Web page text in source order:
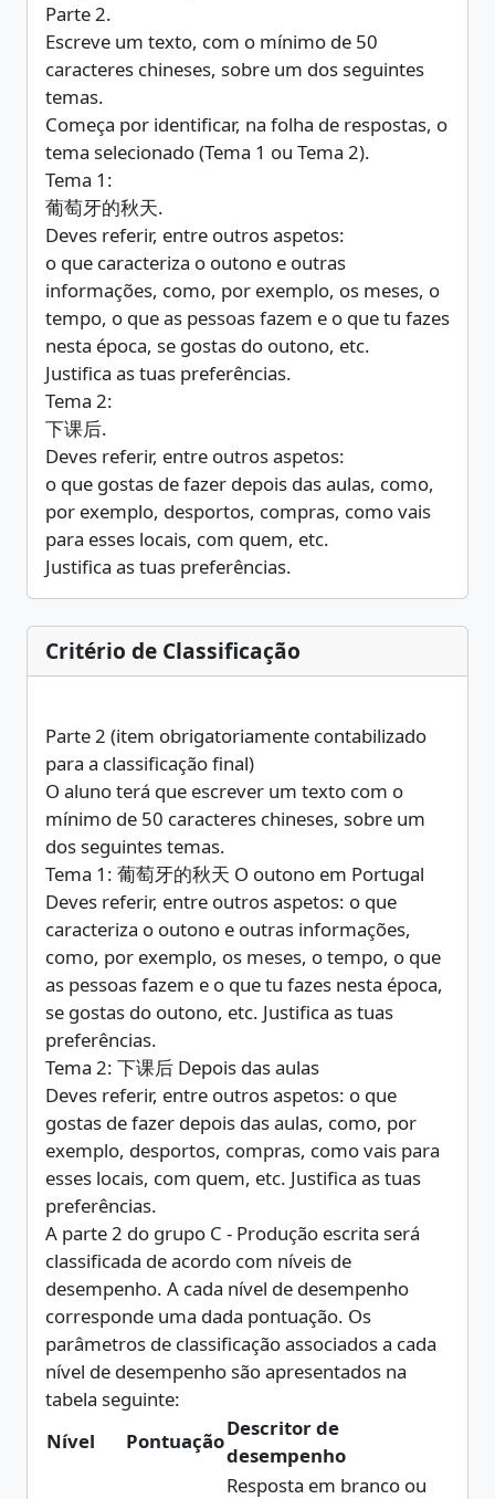
Parte 2.
Escreve um texto, com o mínimo de 50
caracteres chineses, sobre um dos seguintes
temas.
Começa por identificar, na folha de respostas, o
tema selecionado (Tema 1 ou Tema 2).
Tema 1:
葡萄牙的秋天.
Deves referir, entre outros aspetos:
o que caracteriza o outono e outras
informações, como, por exemplo, os meses, o
tempo, o que as pessoas fazem e o que tu fazes
nesta época, se gostas do outono, etc.
Justifica as tuas preferências.
Tema 2:
下课后.
Deves referir, entre outros aspetos:
o que gostas de fazer depois das aulas, como,
por exemplo, desportos, compras, como vais
para esses locais, com quem, etc.
Justifica as tuas preferências.
Critério de Classificação
Parte 2 (item obrigatoriamente contabilizado
para a classificação final)
O aluno terá que escrever um texto com o
mínimo de 50 caracteres chineses, sobre um
dos seguintes temas.
Tema 1: 葡萄牙的秋天 O outono em Portugal
Deves referir, entre outros aspetos: o que
caracteriza o outono e outras informações,
como, por exemplo, os meses, o tempo, o que
as pessoas fazem e o que tu fazes nesta época,
se gostas do outono, etc. Justifica as tuas
preferências.
Tema 2: 下课后 Depois das aulas
Deves referir, entre outros aspetos: o que
gostas de fazer depois das aulas, como, por
exemplo, desportos, compras, como vais para
esses locais, com quem, etc. Justifica as tuas
preferências.
A parte 2 do grupo C - Produção escrita será
classificada de acordo com níveis de
desempenho. A cada nível de desempenho
corresponde uma dada pontuação. Os
parâmetros de classificação associados a cada
nível de desempenho são apresentados na
Nível
Pontuação
Descritor de
desempenho
Resposta em branco ou